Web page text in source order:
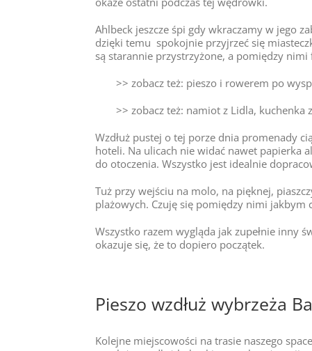
Ahlbeck jeszcze śpi gdy wkraczamy w jego
dzięki temu spokojnie przyjrzeć się
są starannie przystrzyżone, a pomiędzy
>> zobacz też: pieszo i rowerem po
>> zobacz też: namiot z Lidla, kuchenka
Wzdłuż pustej o tej porze dnia promenady
hoteli. Na ulicach nie widać nawet papierka
do otoczenia. Wszystko jest idealnie
Tuż przy wejściu na molo, na pięknej,
plażowych. Czuję się pomiędzy nimi jakbym
Wszystko razem wygląda jak zupełnie inny
okazuje się, że to dopiero początek.
Pieszo wzdłuż wybrzeża
Kolejne miejscowości na trasie naszego